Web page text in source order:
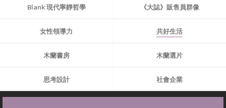
Blank 現代寧靜哲學 《大誌》販售員群像
女性領導力 共好生活
木蘭書房 木蘭選片
思考設計 社會企業